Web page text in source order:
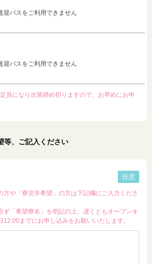
迎バスをご利用できません
迎バスをご利用できません
員になり次第締め切りますので、お早めにお申
等、ご記入ください
任意
や「寮見学希望」の方は下記欄にご入力くださ
ず「希望寮名」を明記の上、遅くともオープンキ
12:00までにお申し込みをお願いいたします。